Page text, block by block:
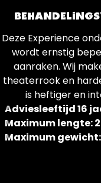
Deze Experience
wordt ernstig
aanraken. Wij
theaterrook en
is heftiger en
Adviesleeftijd 16
Maximum lengte:
Maximum gewicht: